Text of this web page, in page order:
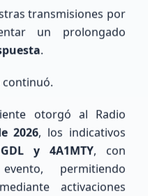
se han unido a
a nivel nacional
0ubicados
Ver Directorio
Unirse al Mapa
transmisiones por
un prolongado
.
continuó.
otorgó al Radio
2026, los indicativos
y 4A1MTY, con
permitiendo
activaciones